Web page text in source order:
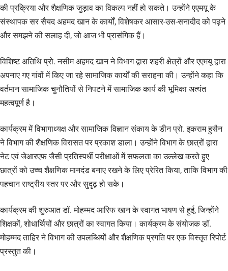
की प्रक्रिया और शैक्षणिक जुड़ाव का विकल्प नहीं हो सकते। उन्होंने एएमयू के
संस्थापक सर सैयद अहमद खान के कार्यों, विशेषकर आसार-उस-सनादीद को पढ़ने
और समझने की सलाह दी, जो आज भी प्रासंगिक हैं।
विशिष्ट अतिथि प्रो. नसीम अहमद खान ने विभाग द्वारा शहरी क्षेत्रों और एएमयू द्वारा
अपनाए गए गांवों में किए जा रहे सामाजिक कार्यों की सराहना की। उन्होंने कहा कि
वर्तमान सामाजिक चुनौतियों से निपटने में सामाजिक कार्य की भूमिका अत्यंत
महत्वपूर्ण है।
कार्यक्रम में विभागाध्यक्ष और सामाजिक विज्ञान संकाय के डीन प्रो. इकराम हुसैन
ने विभाग की शैक्षणिक विरासत पर प्रकाश डाला। उन्होंने विभाग के छात्रों द्वारा
नेट एवं जेआरएफ जैसी प्रतिस्पर्धी परीक्षाओं में सफलता का उल्लेख करते हुए
छात्रों को उच्च शैक्षणिक मानदंड बनाए रखने के लिए प्रेरित किया, ताकि विभाग की
पहचान राष्ट्रीय स्तर पर और सुदृढ़ हो सके।
कार्यक्रम की शुरुआत डॉ. मोहम्मद आरिफ खान के स्वागत भाषण से हुई, जिन्होंने
शिक्षकों, शोधार्थियों और छात्रों का स्वागत किया। कार्यक्रम के संयोजक डॉ.
मोहम्मद ताहिर ने विभाग की उपलब्धियों और शैक्षणिक प्रगति पर एक विस्तृत रिपोर्ट
प्रस्तुत की।